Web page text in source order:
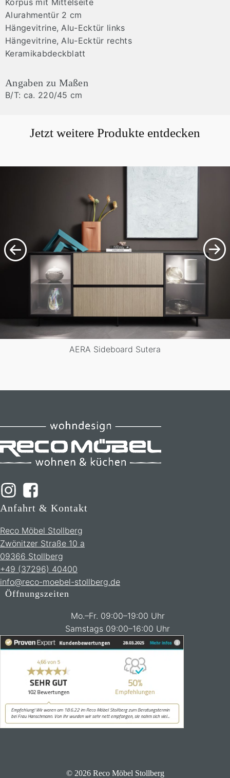
Korpus mit Mittelseite
Alurahmentür 2 cm
Hängevitrine, Alu-Ecktür links
Hängevitrine, Alu-Ecktür rechts
Keramikabdeckblatt
Angaben zu Maßen
B/T: ca. 220/45 cm
Jetzt weitere Produkte entdecken
AERA Sideboard Sutera
Anfahrt & Kontakt
Reco Möbel Stollberg
Zwönitzer Straße 10 a
09366 Stollberg
+49 (37296) 40400
info@reco-moebel-stollberg.de
Öffnungszeiten
Mo.–Fr. 09:00–19:00 Uhr
Samstags 09:00–16:00 Uhr
© 2026 Reco Möbel Stollberg